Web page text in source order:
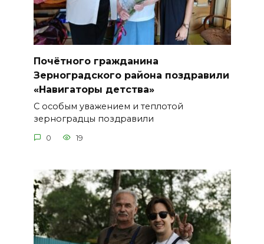
Почётного гражданина
Зерноградского района поздравили
«Навигаторы детства»
С особым уважением и теплотой
зерноградцы поздравили
0 19